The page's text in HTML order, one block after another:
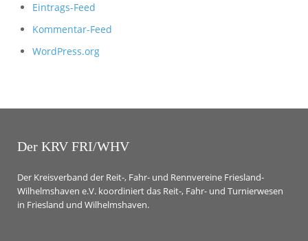
Eintrags-Feed
Kommentar-Feed
WordPress.org
Der KRV FRI/WHV
Der Kreisverband der Reit-, Fahr- und Rennvereine Friesland-
Wilhelmshaven e.V. koordiniert das Reit-, Fahr- und Turnierwesen
in Friesland und Wilhelmshaven.